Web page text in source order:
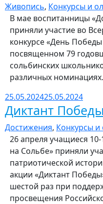
Живопись, Конкурсы и
В мае воспитанницы
приняли участие во
конкурсе «День Победы
посвященном 79
сольбинских
различных номинациях.
25.05.202425.05.2024
Диктант Победы
Достижения, Конкурсы
26 апреля учащиеся
на Сольбе» приняли
патриотической
акции «Диктант
шестой раз при
просвещения